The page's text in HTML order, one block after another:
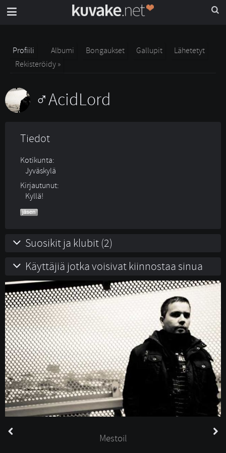
Profiili Albumi Bongaukset Gallupit
Lähetetyt
Rekisteröidy »
AcidLord
Tiedot
Kotikunta:
Jyväskylä
Kirjautunut:
Kyllä!
Suosikit ja klubit (2)
Käyttäjiä jotka voisivat kiinnostaa sinua
Mestoil